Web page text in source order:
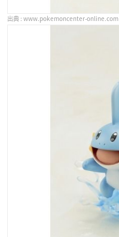
www.pokemoncenter-online.com